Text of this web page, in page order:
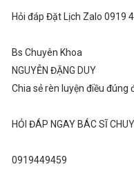
Hỏi đáp Đặt Lịch Zalo 0919
Bs Chuyên Khoa
NGUYỄN ĐẶNG DUY
Chia sẻ rèn luyện điều đúng
HỎI ĐÁP NGAY BÁC SĨ
0919449459